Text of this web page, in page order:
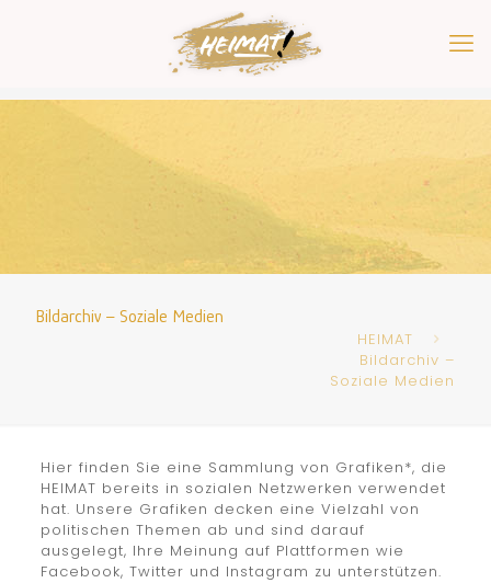
Bildarchiv – Soziale Medien
HEIMAT
Bildarchiv –
Soziale Medien
Hier finden Sie eine Sammlung von Grafiken*, die
HEIMAT bereits in sozialen Netzwerken verwendet
hat. Unsere Grafiken decken eine Vielzahl von
politischen Themen ab und sind darauf
ausgelegt, Ihre Meinung auf Plattformen wie
Facebook, Twitter und Instagram zu unterstützen.